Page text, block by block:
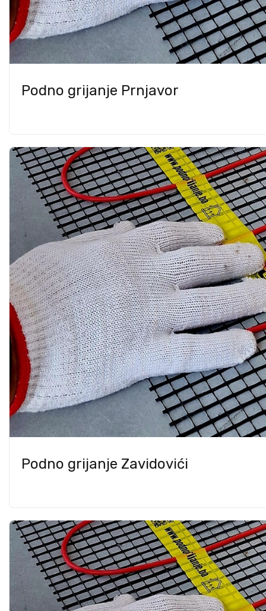
Podno grijanje Prnjavor
Podno grijanje Zavidovići